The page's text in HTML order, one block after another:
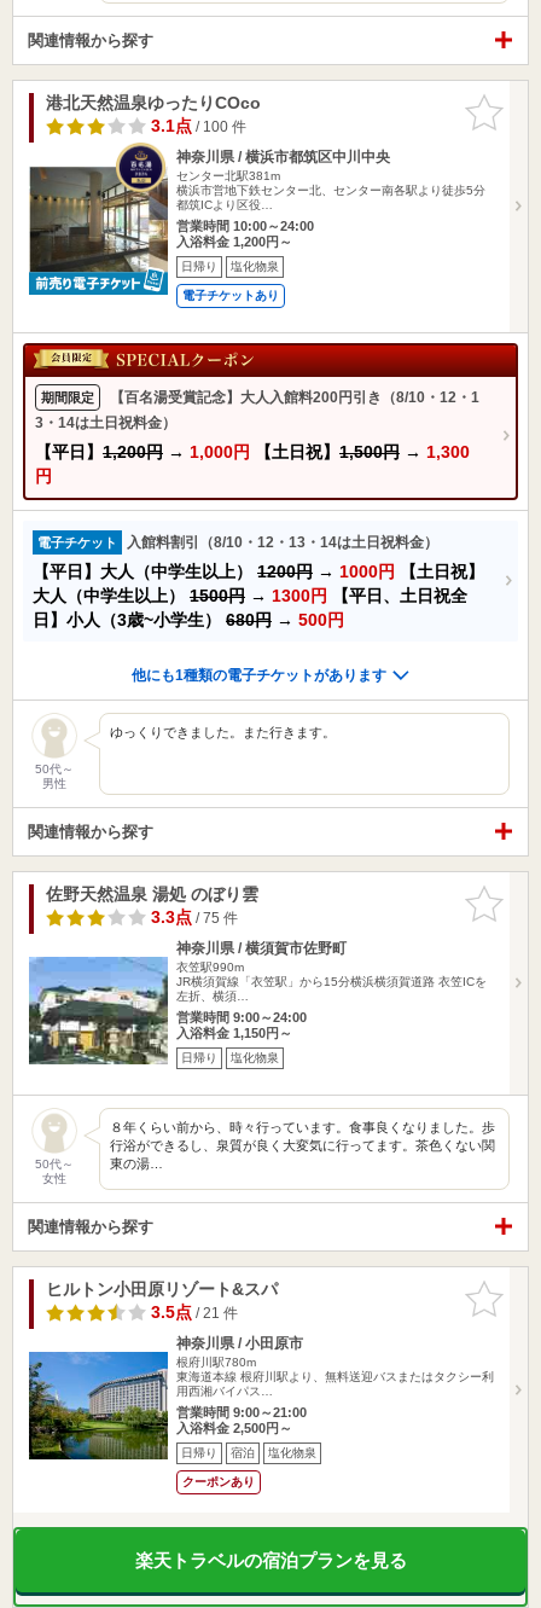
関連情報から探す
お気に入
りに追加
港北天然温泉ゆったりCOco
3.1点/ 100 件
神奈川県 / 横浜市都筑区中川中央
センター北駅381m
横浜市営地下鉄センター北、センター南各駅より徒歩5分
都筑ICより区役…
営業時間 10:00～24:00
入浴料金 1,200円～
日帰り 塩化物泉
電子チケットあり
期間限定
【百名湯受賞記念】大人入館料200円引き（8/10・12・1
3・14は土日祝料金）
【平日】 1,200円 → 1,000円 【土日祝】 1,500円 → 1,300
円
電子チケット 入館料割引（8/10・12・13・14は土日祝料金）
【平日】大人（中学生以上） 1200円 → 1000円
【土日祝】
大人（中学生以上） 1500円 → 1300円
【平日、土日祝全
日】小人（3歳~小学生） 680円 → 500円
他にも1種類の電子チケットがあります
50代～
男性
ゆっくりできました。また行きます。
関連情報から探す
お気に入
りに追加
佐野天然温泉 湯処 のぼり雲
3.3点/ 75 件
神奈川県 / 横須賀市佐野町
衣笠駅990m
JR横須賀線「衣笠駅」から15分横浜横須賀道路 衣笠ICを
左折、横須…
営業時間 9:00～24:00
入浴料金 1,150円～
日帰り 塩化物泉
50代～
女性
８年くらい前から、時々行っています。食事良くなりました。歩
行浴ができるし、泉質が良く大変気に行ってます。茶色くない関
東の湯…
関連情報から探す
お気に入
りに追加
ヒルトン小田原リゾート&スパ
3.5点/ 21 件
神奈川県 / 小田原市
根府川駅780m
東海道本線 根府川駅より、無料送迎バスまたはタクシー利
用西湘バイパス…
営業時間 9:00～21:00
入浴料金 2,500円～
日帰り 宿泊 塩化物泉
クーポンあり
楽天トラベルの宿泊プランを見る